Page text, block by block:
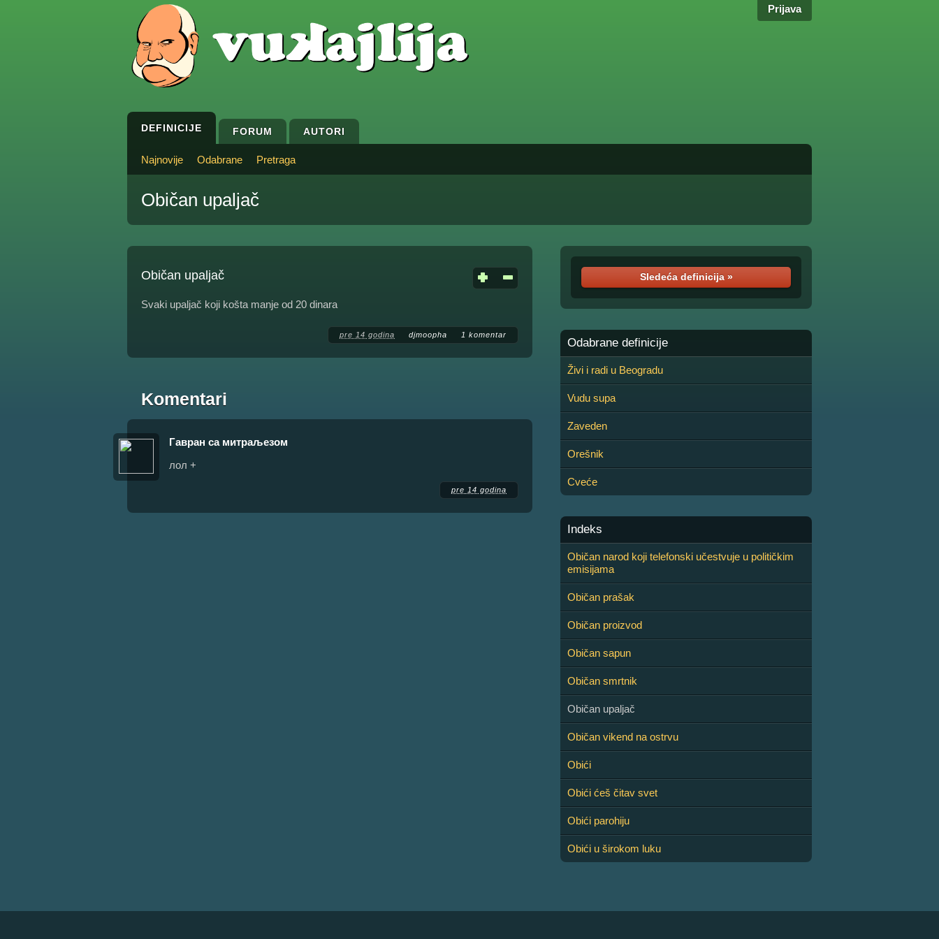
Prijava
DEFINICIJE FORUM AUTORI
Najnovije Odabrane Pretraga
Običan upaljač
Običan upaljač
Svaki upaljač koji košta manje od 20 dinara
pre 14 godina djmoopha 1 komentar
Komentari
Гавран са митраљезом
лол +
pre 14 godina
Sledeća definicija »
Odabrane definicije
Živi i radi u Beogradu
Vudu supa
Zaveden
Orešnik
Cveće
Indeks
Običan narod koji telefonski učestvuje u političkim
emisijama
Običan prašak
Običan proizvod
Običan sapun
Običan smrtnik
Običan upaljač
Običan vikend na ostrvu
Obići
Obići ćeš čitav svet
Obići parohiju
Obići u širokom luku